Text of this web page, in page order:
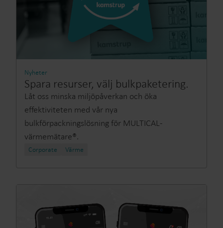
Nyheter
Spara resurser, välj bulkpaketering.
Låt oss minska miljöpåverkan och öka
effektiviteten med vår nya
bulkförpackningslösning för MULTICAL-
värmemätare®.
Corporate Värme